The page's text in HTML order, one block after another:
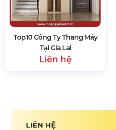
Top10 Công Ty Thang Máy
Tại Gia Lai
Liên hệ
LIÊN HỆ